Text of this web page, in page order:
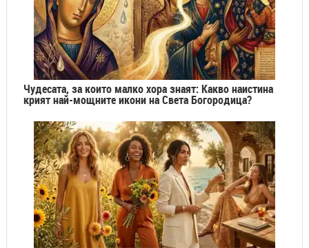
Чудесата, за които малко хора знаят: Какво наистина
крият най-мощните икони на Света Богородица?